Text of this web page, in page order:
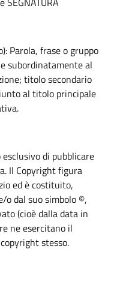
Parola, frase o gruppo
subordinatamente al
titolo secondario
al titolo principale
di pubblicare
Il Copyright figura
ed è costituito,
o dal suo simbolo ©,
(cioè dalla data in
ne esercitano il
stesso.